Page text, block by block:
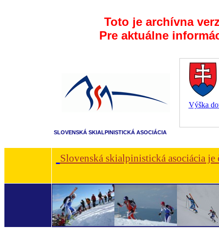
Toto je archívna
Pre aktuálne
Výška
SLOVENSKÁ SKIALPINISTICKÁ ASOCIÁCIA
Slovenská skialpinistická asociácia